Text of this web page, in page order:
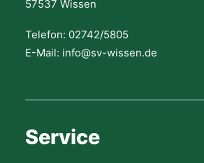
57537 Wissen
Telefon: 02742/5805
E-Mail: info@sv-wissen.de
Service